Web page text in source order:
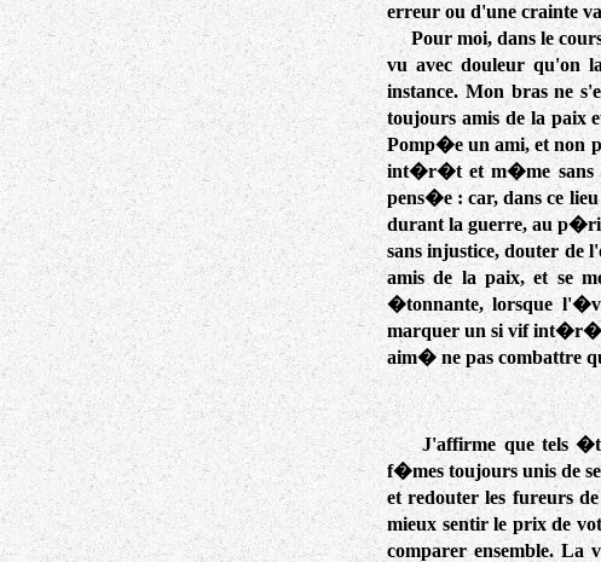
erreur ou d'une crainte
Pour moi, dans le
vu avec douleur qu'on
instance. Mon bras ne
toujours amis de la paix
Pomp�e un ami, et non
int�r�t et m�me sans
pens�e : car, dans ce
durant la guerre, au
sans injustice, douter de
amis de la paix, et se
�tonnante, lorsque
marquer un si vif int�r�t
aim� ne pas combattre
J'affirme que tels
f�mes toujours unis de
et redouter les fureurs
mieux sentir le prix de
comparer ensemble.